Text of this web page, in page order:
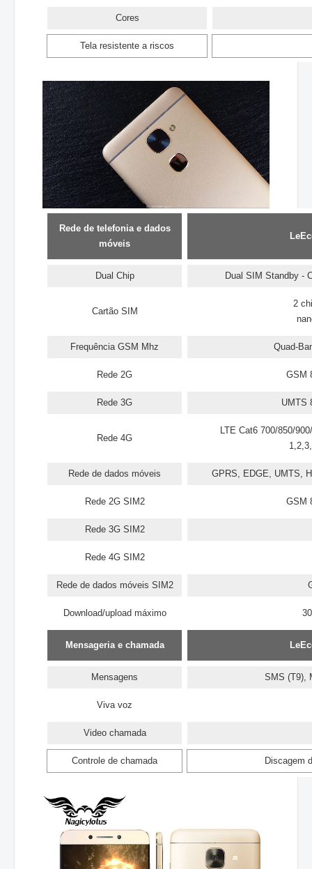
Cores
Tela resistente a riscos
Rede de telefonia e dados
móveis
Dual Chip Dual SIM Standby -
Cartão SIM
2
Frequência GSM Mhz Quad-
Rede 2G GSM
Rede 3G UMTS
Rede 4G
LTE Cat6 700/850/
Rede de dados móveis GPRS, EDGE, UMTS,
Rede 2G SIM2 GSM
Rede 3G SIM2
Rede 4G SIM2
Rede de dados móveis SIM2
Download/upload máximo
Mensageria e chamada
Mensagens SMS (T9),
Viva voz
Video chamada
Controle de chamada Discagem